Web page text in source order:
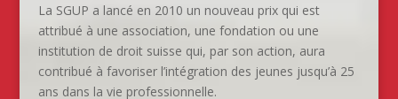
La SGUP a lancé en 2010 un nouveau prix qui est
attribué à une association, une fondation ou une
institution de droit suisse qui, par son action, aura
contribué à favoriser l’intégration des jeunes jusqu’à 25
ans dans la vie professionnelle.